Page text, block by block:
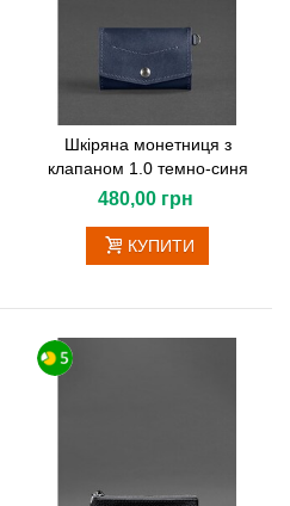
Шкіряна монетниця з
клапаном 1.0 темно-синя
480,00 грн
КУПИТИ